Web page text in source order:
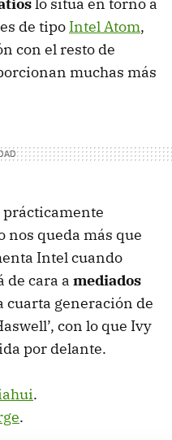
de tipo Intel Atom,
con el resto de
muchas más
prácticamente
nos queda más que
Intel cuando
de cara a mediados
cuarta generación de
con lo que Ivy
por delante.
.
.